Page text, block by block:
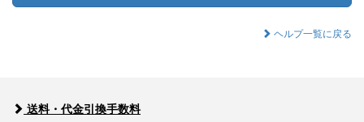
ヘルプ一覧に戻る
送料・代金引換手数料